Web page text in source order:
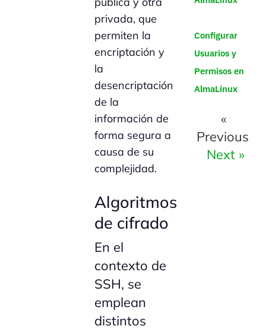
privada, que
permiten la
encriptación y
la
desencriptación
de la
información de
forma segura a
causa de su
complejidad.
Algoritmos
de cifrado
En el
contexto de
SSH, se
emplean
distintos
Configurar
Usuarios y
Permisos en
AlmaLinux
«
Previous
Next »